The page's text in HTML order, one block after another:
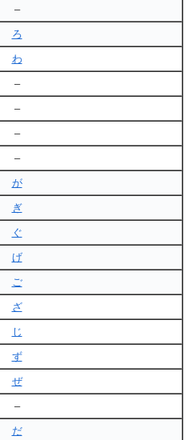
–
ろ
わ
–
–
–
–
が
ぎ
ぐ
げ
ご
ざ
じ
ず
ぜ
–
だ